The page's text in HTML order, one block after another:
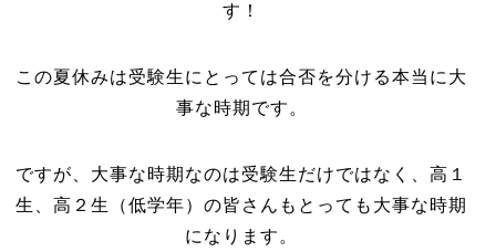
す！
この夏休みは受験生にとっては合否を分ける本当に大
事な時期です。
ですが、大事な時期なのは受験生だけではなく、高１
生、高２生（低学年）の皆さんもとっても大事な時期
になります。